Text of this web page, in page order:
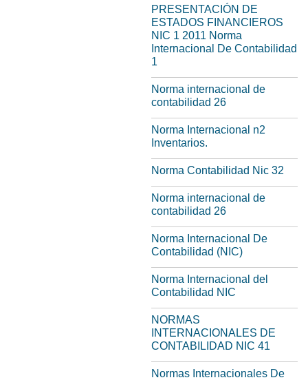
PRESENTACIÓN DE
ESTADOS FINANCIEROS
NIC 1 2011 Norma
Internacional De Contabilidad
1
Norma internacional de
contabilidad 26
Norma Internacional n2
Inventarios.
Norma Contabilidad Nic 32
Norma internacional de
contabilidad 26
Norma Internacional De
Contabilidad (NIC)
Norma Internacional del
Contabilidad NIC
NORMAS
INTERNACIONALES DE
CONTABILIDAD NIC 41
Normas Internacionales De